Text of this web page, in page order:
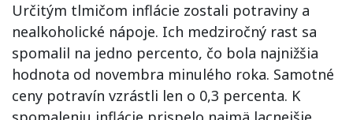
Určitým tlmičom inflácie zostali potraviny a
nealkoholické nápoje. Ich medziročný rast sa
spomalil na jedno percento, čo bola najnižšia
hodnota od novembra minulého roka. Samotné
ceny potravín vzrástli len o 0,3 percenta. K